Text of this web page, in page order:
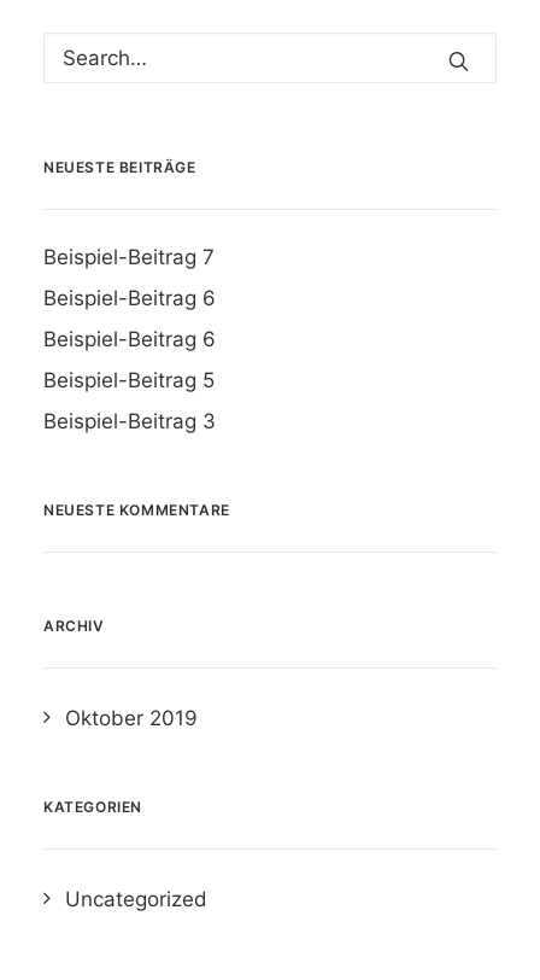
NEUESTE BEITRÄGE
Beispiel-Beitrag 7
Beispiel-Beitrag 6
Beispiel-Beitrag 6
Beispiel-Beitrag 5
Beispiel-Beitrag 3
NEUESTE KOMMENTARE
ARCHIV
Oktober 2019
KATEGORIEN
Uncategorized